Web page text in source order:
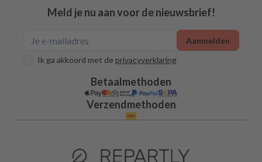
Meld je nu aan voor de nieuwsbrief!
Ik ga akkoord met de privacyverklaring
Aanmelden
Betaalmethoden
Verzendmethoden